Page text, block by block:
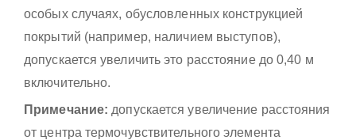
особых случаях, обусловленных конструкцией
покрытий (например, наличием выступов),
допускается увеличить это расстояние до 0,40 м
включительно.
Примечание: допускается увеличение расстояния
от центра термочувствительного элемента